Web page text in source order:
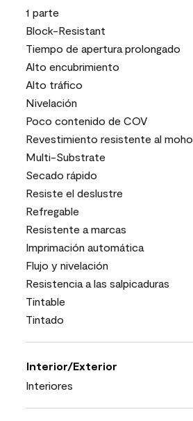
1 parte
Block-Resistant
Tiempo de apertura prolongado
Alto encubrimiento
Alto tráfico
Nivelación
Poco contenido de COV
Revestimiento resistente al moho
Multi-Substrate
Secado rápido
Resiste el deslustre
Refregable
Resistente a marcas
Imprimación automática
Flujo y nivelación
Resistencia a las salpicaduras
Tintable
Tintado
Interior/Exterior
Interiores